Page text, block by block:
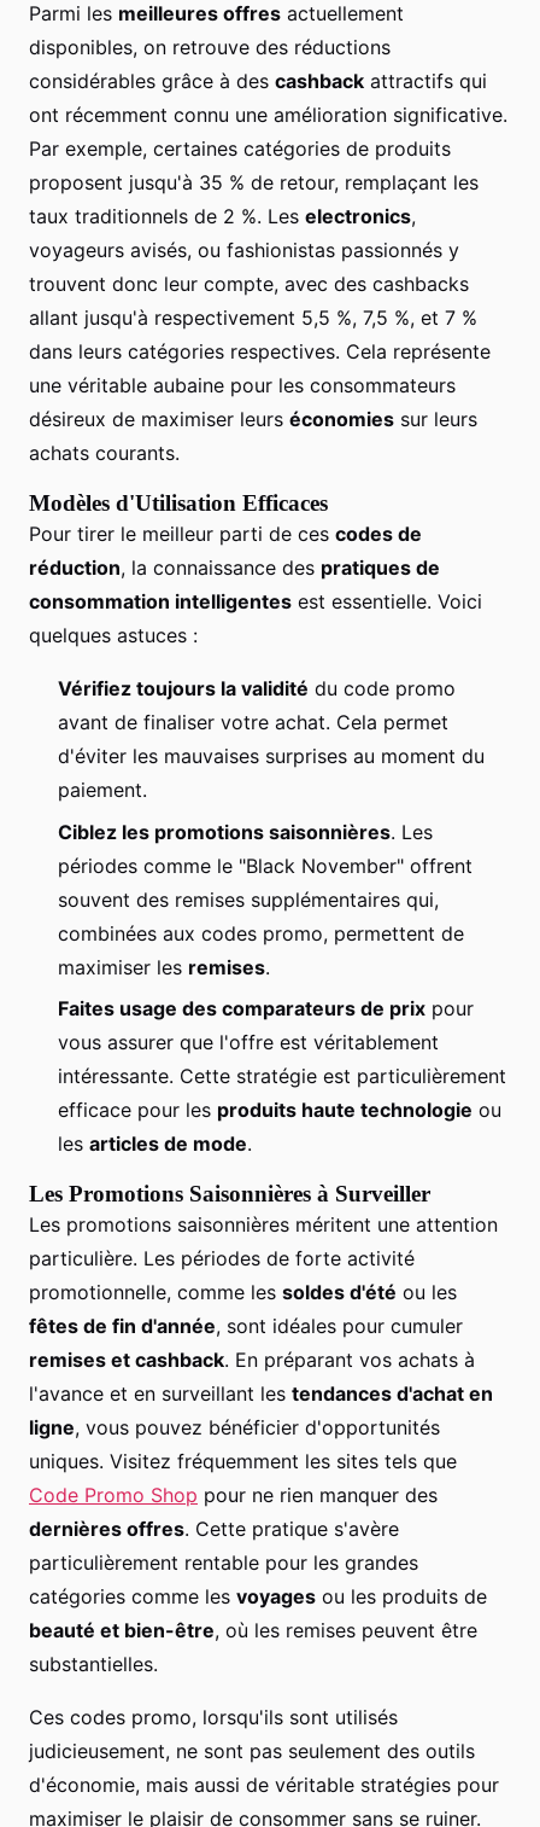
Parmi les meilleures offres actuellement
disponibles, on retrouve des réductions
considérables grâce à des cashback attractifs qui
ont récemment connu une amélioration significative.
Par exemple, certaines catégories de produits
proposent jusqu'à 35 % de retour, remplaçant les
taux traditionnels de 2 %. Les electronics,
voyageurs avisés, ou fashionistas passionnés y
trouvent donc leur compte, avec des cashbacks
allant jusqu'à respectivement 5,5 %, 7,5 %, et 7 %
dans leurs catégories respectives. Cela représente
une véritable aubaine pour les consommateurs
désireux de maximiser leurs économies sur leurs
achats courants.
Modèles d'Utilisation Efficaces
Pour tirer le meilleur parti de ces codes de
réduction, la connaissance des pratiques de
consommation intelligentes est essentielle. Voici
quelques astuces :
Vérifiez toujours la validité du code promo
avant de finaliser votre achat. Cela permet
d'éviter les mauvaises surprises au moment du
paiement.
Ciblez les promotions saisonnières. Les
périodes comme le "Black November" offrent
souvent des remises supplémentaires qui,
combinées aux codes promo, permettent de
maximiser les remises.
Faites usage des comparateurs de prix pour
vous assurer que l'offre est véritablement
intéressante. Cette stratégie est particulièrement
efficace pour les produits haute technologie ou
les articles de mode.
Les Promotions Saisonnières à Surveiller
Les promotions saisonnières méritent une attention
particulière. Les périodes de forte activité
promotionnelle, comme les soldes d'été ou les
fêtes de fin d'année, sont idéales pour cumuler
remises et cashback. En préparant vos achats à
l'avance et en surveillant les tendances d'achat en
ligne, vous pouvez bénéficier d'opportunités
uniques. Visitez fréquemment les sites tels que
Code Promo Shop pour ne rien manquer des
dernières offres. Cette pratique s'avère
particulièrement rentable pour les grandes
catégories comme les voyages ou les produits de
beauté et bien-être, où les remises peuvent être
substantielles.
Ces codes promo, lorsqu'ils sont utilisés
judicieusement, ne sont pas seulement des outils
d'économie, mais aussi de véritable stratégies pour
maximiser le plaisir de consommer sans se ruiner.